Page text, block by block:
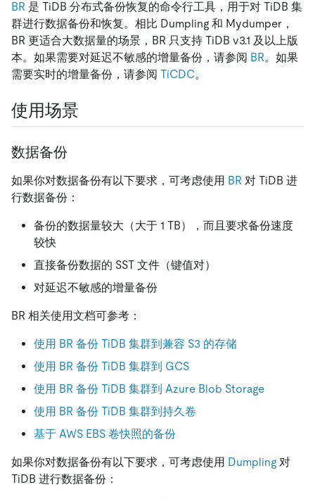
BR 是 TiDB 分布式备份恢复的命令行工具，用于对 TiDB 集
群进行数据备份和恢复。相比 Dumpling 和 Mydumper，
BR 更适合大数据量的场景，BR 只支持 TiDB v3.1 及以上版
本。如果需要对延迟不敏感的增量备份，请参阅 BR。如果
需要实时的增量备份，请参阅 TiCDC。
使用场景
数据备份
如果你对数据备份有以下要求，可考虑使用 BR 对 TiDB 进
行数据备份：
备份的数据量较大（大于 1 TB），而且要求备份速度
较快
直接备份数据的 SST 文件（键值对）
对延迟不敏感的增量备份
BR 相关使用文档可参考：
使用 BR 备份 TiDB 集群到兼容 S3 的存储
使用 BR 备份 TiDB 集群到 GCS
使用 BR 备份 TiDB 集群到 Azure Blob Storage
使用 BR 备份 TiDB 集群到持久卷
基于 AWS EBS 卷快照的备份
如果你对数据备份有以下要求，可考虑使用 Dumpling 对
TiDB 进行数据备份：